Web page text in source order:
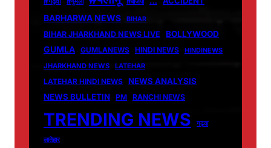
BARHARWA NEWS BIHAR
BIHAR JHARKHAND NEWS LIVE BOLLYWOOD
GUMLA GUMLANEWS HINDI NEWS
HINDINEWS
JHARKHAND NEWS
LATEHAR
LATEHAR HINDI NEWS
NEWS ANALYSIS
NEWS BULLETIN PM RANCHI NEWS
TRENDING NEWS
गढ़वा
लातेहार